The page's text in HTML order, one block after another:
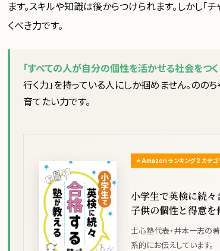
ます。スキルや知識は後からつけられます。しかし「
くべき力です。
「すべての人が自分の個性を活かせる社会をつく
行く力」を持っている人にしか掴めません。のの
育てたい力です。
⭐ Amazon ランキング 2 カテゴ
小学生で英検に続
子供の個性と得意
士心塾代表・井本一志の
系的にお伝えしています。